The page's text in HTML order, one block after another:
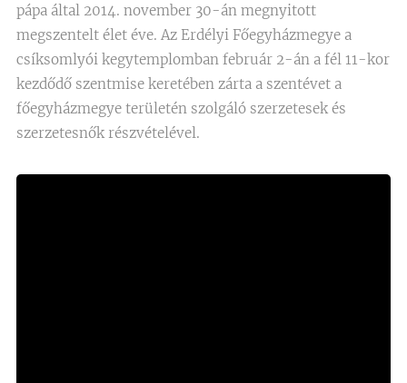
pápa által 2014. november 30-án megnyitott
megszentelt élet éve. Az Erdélyi Főegyházmegye a
csíksomlyói kegytemplomban február 2-án a fél 11-kor
kezdődő szentmise keretében zárta a szentévet a
főegyházmegye területén szolgáló szerzetesek és
szerzetesnők részvételével.